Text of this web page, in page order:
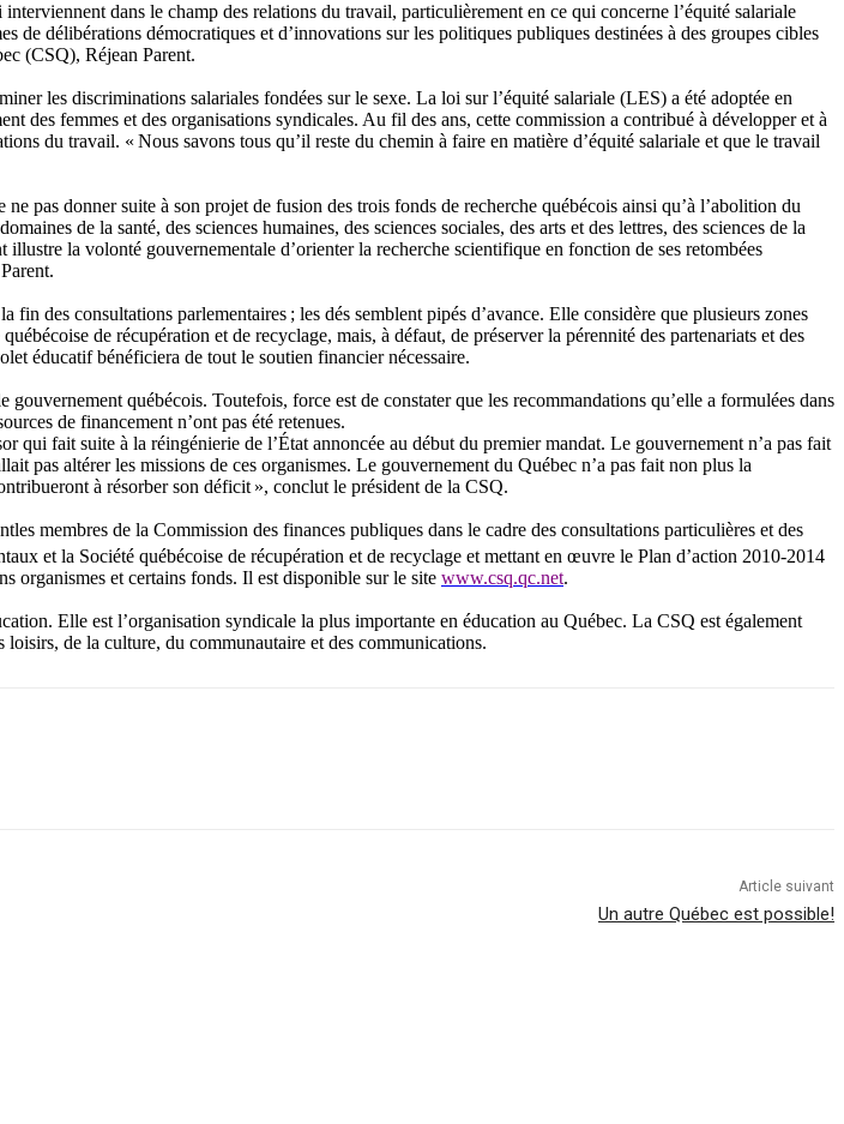
dans le champ des relations du travail, particulièrement en ce qui concerne l’équité salariale
de délibérations démocratiques et d’innovations sur les politiques publiques destinées à des groupes cibles
(CSQ), Réjean Parent.
les discriminations salariales fondées sur le sexe. La loi sur l’équité salariale (LES) a été adoptée en
des femmes et des organisations syndicales. Au fil des ans, cette commission a contribué à développer et à
du travail. « Nous savons tous qu’il reste du chemin à faire en matière d’équité salariale et que le travail
pas donner suite à son projet de fusion des trois fonds de recherche québécois ainsi qu’à l’abolition du
de la santé, des sciences humaines, des sciences sociales, des arts et des lettres, des sciences de la
la volonté gouvernementale d’orienter la recherche scientifique en fonction de ses retombées
des consultations parlementaires ; les dés semblent pipés d’avance. Elle considère que plusieurs zones
de récupération et de recyclage, mais, à défaut, de préserver la pérennité des partenariats et des
éducatif bénéficiera de tout le soutien financier nécessaire.
québécois. Toutefois, force est de constater que les recommandations qu’elle a formulées dans
de financement n’ont pas été retenues.
qui fait suite à la réingénierie de l’État annoncée au début du premier mandat. Le gouvernement n’a pas fait
pas altérer les missions de ces organismes. Le gouvernement du Québec n’a pas fait non plus la
à résorber son déficit », conclut le président de la CSQ.
membres de la Commission des finances publiques dans le cadre des consultations particulières et des
et la Société québécoise de récupération et de recyclage et mettant en œuvre le Plan d’action 2010-2014
organismes et certains fonds. Il est disponible sur le site www.csq.qc.net.
Elle est l’organisation syndicale la plus importante en éducation au Québec. La CSQ est également
loisirs, de la culture, du communautaire et des communications.
Article suivant
Un autre Québec est possible!